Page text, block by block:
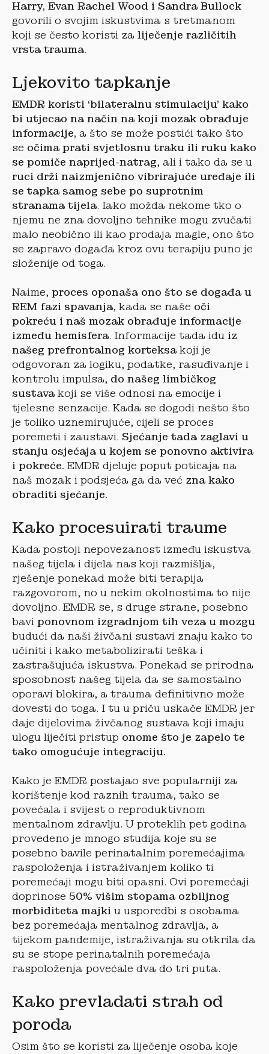
Harry, Evan Rachel Wood i Sandra Bullock
govorili o svojim iskustvima s tretmanom
koji se često koristi za liječenje različitih
vrsta trauma.
Ljekovito tapkanje
EMDR koristi ‘bilateralnu stimulaciju’ kako
bi utjecao na način na koji mozak obrađuje
informacije, a što se može postići tako što
se očima prati svjetlosnu traku ili ruku kako
se pomiče naprijed-natrag, ali i tako da se u
ruci drži naizmjenično vibrirajuće uređaje ili
se tapka samog sebe po suprotnim
stranama tijela. Iako možda nekome tko o
njemu ne zna dovoljno tehnike mogu zvučati
malo neobično ili kao prodaja magle, ono što
se zapravo događa kroz ovu terapiju puno je
složenije od toga.
Naime, proces oponaša ono što se događa u
REM fazi spavanja, kada se naše oči
pokreću i naš mozak obrađuje informacije
između hemisfera. Informacije tada idu iz
našeg prefrontalnog korteksa koji je
odgovoran za logiku, podatke, rasuđivanje i
kontrolu impulsa, do našeg limbičkog
sustava koji se više odnosi na emocije i
tjelesne senzacije. Kada se dogodi nešto što
je toliko uznemirujuće, cijeli se proces
poremeti i zaustavi. Sjećanje tada zaglavi u
stanju osjećaja u kojem se ponovno aktivira
i pokreće. EMDR djeluje poput poticaja na
naš mozak i podsjeća ga da već zna kako
obraditi sjećanje.
Kako procesuirati traume
Kada postoji nepovezanost između iskustva
našeg tijela i dijela nas koji razmišlja,
rješenje ponekad može biti terapija
razgovorom, no u nekim okolnostima to nije
dovoljno. EMDR se, s druge strane, posebno
bavi ponovnom izgradnjom tih veza u mozgu
budući da naši živčani sustavi znaju kako to
učiniti i kako metabolizirati teška i
zastrašujuća iskustva. Ponekad se prirodna
sposobnost našeg tijela da se samostalno
oporavi blokira, a trauma definitivno može
dovesti do toga. I tu u priču uskače EMDR jer
daje dijelovima živčanog sustava koji imaju
ulogu liječiti pristup onome što je zapelo te
tako omogućuje integraciju.
Kako je EMDR postajao sve popularniji za
korištenje kod raznih trauma, tako se
povećala i svijest o reproduktivnom
mentalnom zdravlju. U proteklih pet godina
provedeno je mnogo studija koje su se
posebno bavile perinatalnim poremećajima
raspoloženja i istraživanjem koliko ti
poremećaji mogu biti opasni. Ovi poremećaji
doprinose 50% višim stopama ozbiljnog
morbiditeta majki u usporedbi s osobama
bez poremećaja mentalnog zdravlja, a
tijekom pandemije, istraživanja su otkrila da
su se stope perinatalnih poremećaja
raspoloženja povećale dva do tri puta.
Kako prevladati strah od
poroda
Osim što se koristi za liječenje osoba koje